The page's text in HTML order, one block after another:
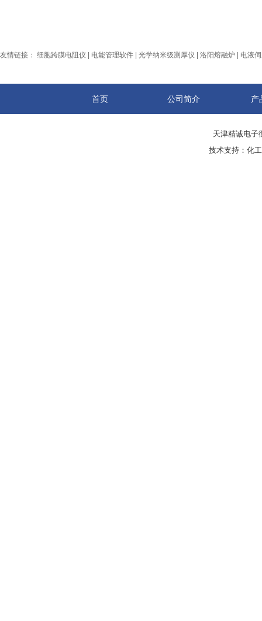
友情链接： 细胞跨膜电阻仪 电能管理软件 光学纳米级测厚仪 洛阳熔融炉 电液
首页 公司简介 产
天津精诚电
技术支持： 化